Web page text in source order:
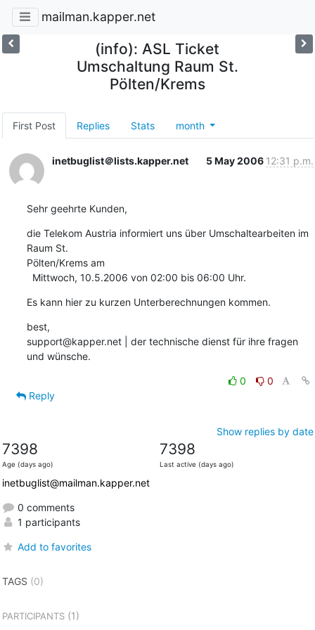
mailman.kapper.net
(info): ASL Ticket
Umschaltung Raum St.
Pölten/Krems
First Post Replies Stats month
inetbuglist＠lists.kapper.net 5 May 2006 12:31 p.m.
Sehr geehrte Kunden,
die Telekom Austria informiert uns über Umschaltearbeiten im
Raum St.
Pölten/Krems am
  Mittwoch, 10.5.2006 von 02:00 bis 06:00 Uhr.
Es kann hier zu kurzen Unterberechnungen kommen.
best,
support@kapper.net | der technische dienst für ihre fragen
und wünsche.
0
0
Reply
Show replies by date
7398
Age (days ago)
7398
Last active (days ago)
inetbuglist@mailman.kapper.net
0 comments
1 participants
Add to favorites
TAGS (0)
PARTICIPANTS(1)